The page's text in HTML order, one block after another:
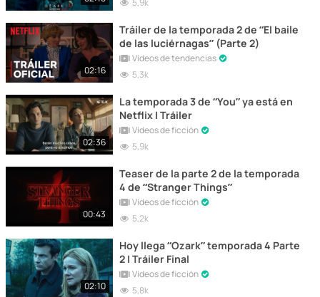
5,9k
02:16
Tráiler de la temporada 2 de “El baile
de las luciérnagas” (Parte 2)
Vídeos de tendencias
5,3k
02:36
La temporada 3 de “You” ya está en
Netflix | Tráiler
Vídeos de ficción
5,9k
00:43
Teaser de la parte 2 de la temporada
4 de “Stranger Things”
Vídeos de ficción
5,2k
02:10
Hoy llega “Ozark” temporada 4 Parte
2 | Tráiler Final
Vídeos de ficción
5,8k